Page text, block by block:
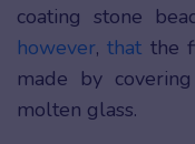
coating stone
however,that the
made by
molten glass.